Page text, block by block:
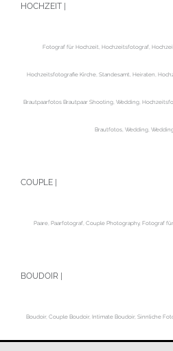
HOCHZEIT |
Fotograf für Hochzeit, Hochzeitsfotograf,
Hochzeitsfotografie Kirche, Standesamt, Heiraten,
Brautpaarfotos Brautpaar Shooting, Wedding,
Brautfotos, Wedding,
COUPLE |
Paare, Paarfotograf, Couple Photography, Fotograf
BOUDOIR |
Boudoir, Couple Boudoir, Intimate Boudoir, Sinnliche